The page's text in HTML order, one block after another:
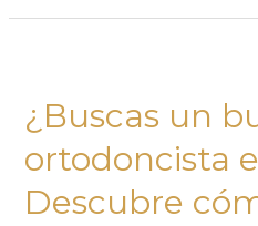
¿Buscas un
ortodoncista
Descubre
buen
ortodoncista
en
Lleida?